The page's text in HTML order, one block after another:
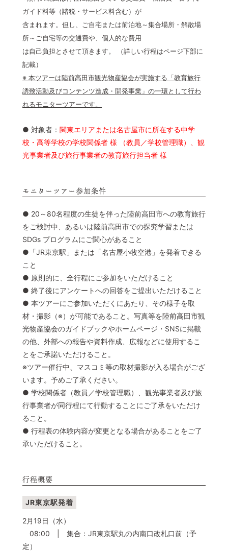
ガイド料等（諸税・サービス料含む）が
含まれます。但し、ご自宅または前泊地～集合場所・解散場
所～ご自宅等の交通費や、個人的な費用
は自己負担とさせて頂きます。 （詳しい行程はページ下部に
記載）
※ 本ツアーは陸前高田市観光物産協会が実施する「教育旅行
誘致活動及びコンテンツ造成・開発事業」の一環として行わ
れるモニターツアーです。
● 対象者： 関東エリアまたは名古屋市に所在する中学
校・高等学校の学校関係者 様 （教員／学校管理職）、観
光事業者及び旅行事業者の教育旅行担当者 様
モニターツアー参加条件
● 20～80名程度の生徒を伴った陸前高田市への教育旅行
をご検討中、あるいは陸前高田市での探究学習または
SDGs プログラムにご関心があること
●「JR東京駅」または「名古屋小牧空港」を発着できる
こと
● 原則的に、全行程にご参加をいただけること
● 終了後にアンケートへの回答をご提出いただけること
● 本ツアーにご参加いただくにあたり、その様子を取
材・撮影（※）が可能であること。写真等を陸前高田市観
光物産協会のガイドブックやホームページ・SNSに掲載
の他、外部への報告や資料作成、広報などに使用するこ
とをご承諾いただけること。
※ツアー催行中、マスコミ等の取材撮影が入る場合がござ
います。予めご了承ください。
● 学校関係者（教員／学校管理職）、観光事業者及び旅
行事業者が同行程にて行動することにご了承をいただけ
ること。
● 行程表の体験内容が変更となる場合があることをご了
承いただけること。
行程概要
JR東京駅発着
2月19日（水）
08:00 | 集合：JR東京駅丸の内南口改札口前（予
定）